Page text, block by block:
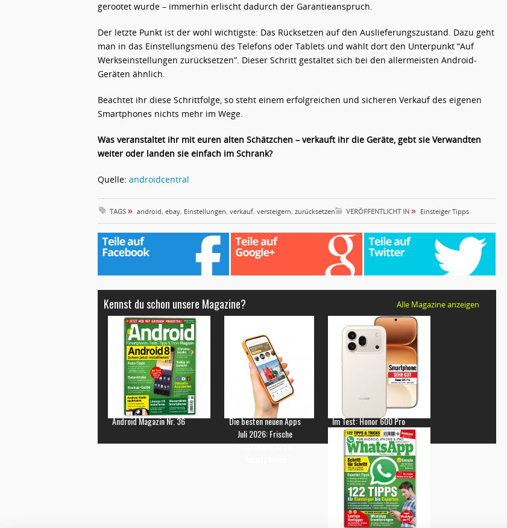
gerootet wurde – immerhin erlischt dadurch der Garantieanspruch.
Der letzte Punkt ist der wohl wichtigste: Das Rücksetzen auf den Auslieferungszustand. Dazu geht
man in das Einstellungsmenü des Telefons oder Tablets und wählt dort den Unterpunkt “Auf
Werkseinstellungen zurücksetzen”. Dieser Schritt gestaltet sich bei den allermeisten Android-
Geräten ähnlich.
Beachtet ihr diese Schrittfolge, so steht einem erfolgreichen und sicheren Verkauf des eigenen
Smartphones nichts mehr im Wege.
Was veranstaltet ihr mit euren alten Schätzchen – verkauft ihr die Geräte, gebt sie Verwandten
weiter oder landen sie einfach im Schrank?
Quelle: androidcentral
TAGS » android, ebay, Einstellungen, verkauf, versteigern, zurücksetzen VERÖFFENTLICHT IN » Einsteiger Tipps
Kennst du schon unsere Magazine? Alle Magazine anzeigen
Android Magazin Nr. 36
Die besten neuen Apps
Juli 2026: Frische
Empfehlungen für
Im Test: Honor 600 Pro